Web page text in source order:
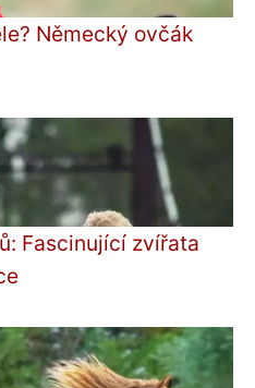
Německý ovčák
Fascinující zvířata